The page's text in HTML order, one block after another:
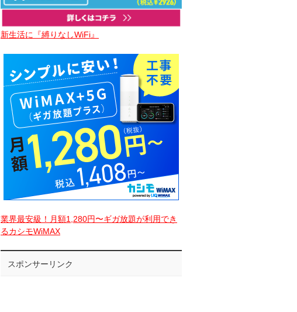
新生活に『縛りなしWiFi』
業界最安級！月額1,280円〜ギガ放題が利用でき
るカシモWiMAX
スポンサーリンク